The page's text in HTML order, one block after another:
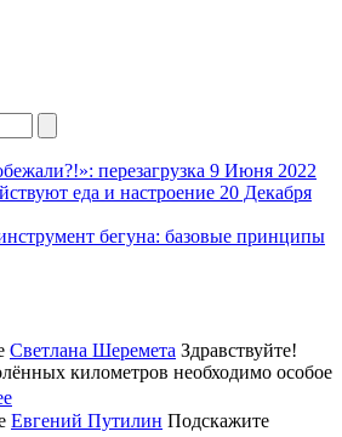
перезагрузка 9 Июня 2022
еда и настроение 20 Декабря
бегуна: базовые принципы
Светлана Шеремета Здравствуйте!
километров необходимо особое
Евгений Путилин Подскажите